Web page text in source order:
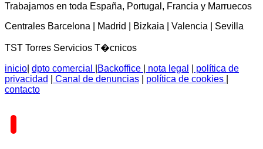
Trabajamos en toda España, Portugal, Francia y Marruecos
Centrales Barcelona | Madrid | Bizkaia | Valencia | Sevilla
TST Torres Servicios T�cnicos
inicio dpto comercial Backoffice nota legal
política de
privacidad
Canal de denuncias política de cookies
contacto